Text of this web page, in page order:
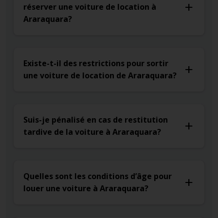
réserver une voiture de location à
Araraquara?
Existe-t-il des restrictions pour sortir
une voiture de location de Araraquara?
Suis-je pénalisé en cas de restitution
tardive de la voiture à Araraquara?
Quelles sont les conditions d’âge pour
louer une voiture à Araraquara?